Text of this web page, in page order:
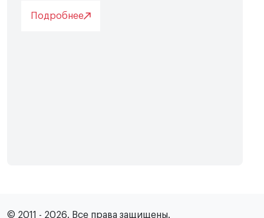
Подробнее
© 2011 - 2026. Все права защищены.